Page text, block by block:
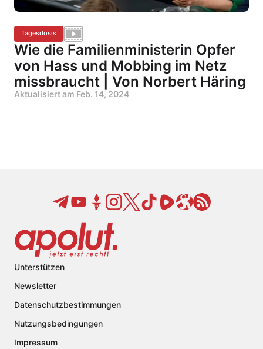
Tagesdosis
Wie die Familienministerin Opfer
von Hass und Mobbing im Netz
missbraucht | Von Norbert Häring
Aktualisiert am Feb. 14, 2024
Unterstützen
Newsletter
Datenschutzbestimmungen
Nutzungsbedingungen
Impressum